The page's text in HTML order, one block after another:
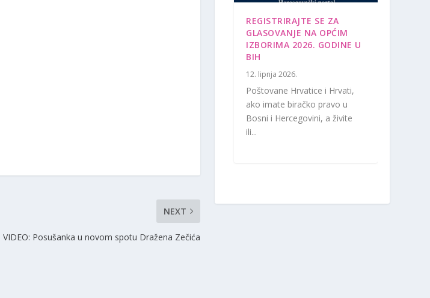
NEXT
VIDEO: Posušanka u novom spotu Dražena Zečića
REGISTRIRAJTE SE ZA
GLASOVANJE NA OPĆIM
IZBORIMA 2026. GODINE U
BIH
12. lipnja 2026.
Poštovane Hrvatice i Hrvati,
ako imate biračko pravo u
Bosni i Hercegovini, a živite
ili...